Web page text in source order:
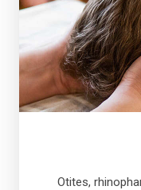
Otites,